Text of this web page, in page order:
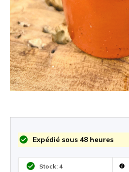
Expédié sous 48 heures
Stock: 4